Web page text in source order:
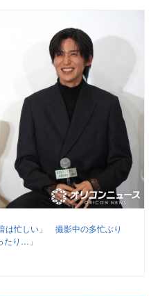
は忙しい」 撮影中の多忙ぶり
たり…」